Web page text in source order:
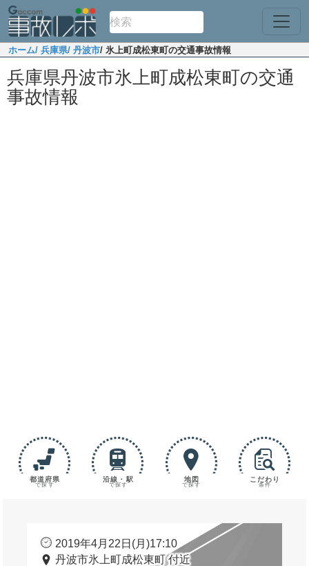
ホーム/ 兵庫県/ 丹波市/ 氷上町成松東町の交通事故情報
兵庫県丹波市氷上町成松東町の交通
事故情報
都道府県
で探す
沿線・駅
で探す
地図
で探す
こだわり
条件
2019年4月22日(月)17:10
丹波市氷上町成松東町 付近